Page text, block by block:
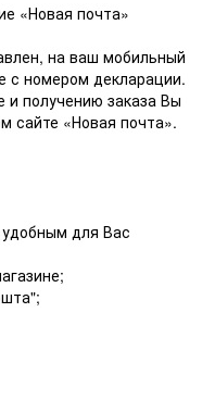
«Новая почта»
на ваш мобильный
с номером декларации.
получению заказа Вы
сайте «Новая почта».
для Вас